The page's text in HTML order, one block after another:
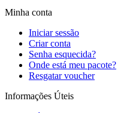
Minha conta
Iniciar sessão
Criar conta
Senha esquecida?
Onde está meu pacote?
Resgatar voucher
Informações Úteis